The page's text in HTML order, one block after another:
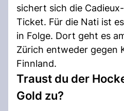
sichert sich die
Ticket. Für die Nati ist
in Folge. Dort geht es
Zürich entweder gegen
Finnland.
Traust du der
Gold zu?